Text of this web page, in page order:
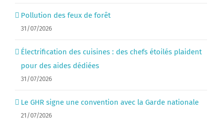
Pollution des feux de forêt
31/07/2026
Électrification des cuisines : des chefs étoilés plaident
pour des aides dédiées
31/07/2026
Le GHR signe une convention avec la Garde nationale
21/07/2026